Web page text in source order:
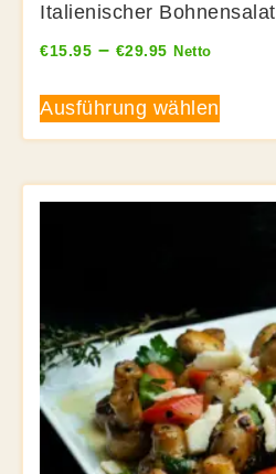
Italienischer Bohnensalat
€15.95 – €29.95 Netto
Ausführung wählen